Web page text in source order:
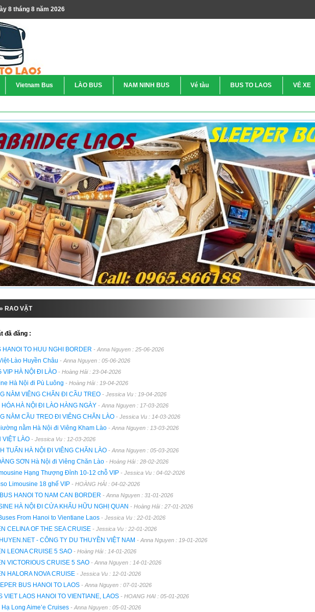
8 tháng 8 năm 2026
Vietnam Bus LÀO BUS NAM NINH BUS Vé tàu BUS TO LAOS VÉ XE
» RAO VẶT
đã đăng :
HANOI TO HUU NGHI BORDER - Anna Nguyen : 25-06-2026
Lào Huyền Châu - Anna Nguyen : 05-06-2026
VIP HÀ NỘI ĐI LÀO - Hoàng Hải : 23-04-2026
Hà Nội đi Pù Luông - Hoàng Hải : 19-04-2026
NẰM VIÊNG CHĂN ĐI CẦU TREO - Jessica Vu : 19-04-2026
HÀ NỘI ĐI LÀO HÀNG NGÀY - Anna Nguyen : 17-03-2026
NẰM CẦU TREO ĐI VIÊNG CHĂN LÀO - Jessica Vu : 14-03-2026
nằm Hà Nội đi Viêng Kham Lào - Anna Nguyen : 13-03-2026
VIỆT LÀO - Jessica Vu : 12-03-2026
TUẤN HÀ NỘI ĐI VIÊNG CHĂN LÀO - Anna Nguyen : 05-03-2026
SƠN Hà Nội đi Viêng Chăn Lào - Hoàng Hải : 28-02-2026
Hạng Thượng Đỉnh 10-12 chỗ VIP - Jessica Vu : 04-02-2026
Limousine 18 ghế VIP - HOÀNG HẢI : 04-02-2026
HANOI TO NAM CAN BORDER - Anna Nguyen : 31-01-2026
HÀ NỘI ĐI CỬA KHẨU HỮU NGHỊ QUAN - Hoàng Hải : 27-01-2026
From Hanoi to Vientiane Laos - Jessica Vu : 22-01-2026
CELINA OF THE SEA CRUISE - Jessica Vu : 22-01-2026
- CÔNG TY DU THUYỀN VIỆT NAM - Anna Nguyen : 19-01-2026
LEONA CRUISE 5 SAO - Hoàng Hải : 14-01-2026
VICTORIOUS CRUISE 5 SAO - Anna Nguyen : 14-01-2026
HALORA NOVA CRUISE - Jessica Vu : 12-01-2026
BUS HANOI TO LAOS - Anna Nguyen : 07-01-2026
VIET LAOS HANOI TO VIENTIANE, LAOS - HOANG HAI : 05-01-2026
Long Aime’e Cruises - Anna Nguyen : 05-01-2026